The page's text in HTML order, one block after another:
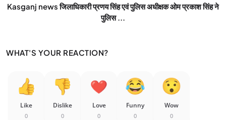
Kasganj news जिलाधिकारी प्रणय सिंह एवं पुलिस अधीक्षक ओम प्रकाश सिंह ने
पुलिस ...
WHAT'S YOUR REACTION?
Like
0
Dislike
0
Love
0
Funny
0
Wow
0